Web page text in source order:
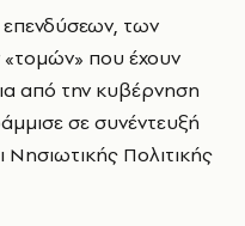
επενδύσεων, των
που έχουν
από την κυβέρνηση
σε συνέντευξή
Πολιτικής